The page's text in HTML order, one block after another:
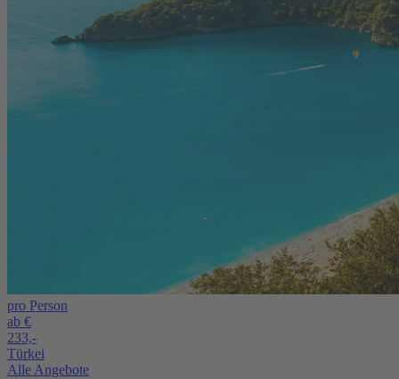
pro Person
ab €
233,-
Türkei
Alle Angebote